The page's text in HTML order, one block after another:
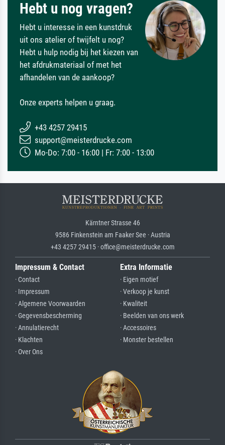
Hebt u nog vragen?
Hebt u interesse in een kunstdruk
uit ons atelier of twijfelt u nog?
Hebt u hulp nodig bij het kiezen van
het afdrukmateriaal of met het
afhandelen van de aankoop?
Onze experts helpen u graag.
+43 4257 29415
support@meisterdrucke.com
Mo-Do: 7:00 - 16:00 | Fr: 7:00 - 13:00
Kärntner Strasse 46
9586 Finkenstein am Faaker See · Austria
+43 4257 29415 · office@meisterdrucke.com
Impressum & Contact
· Contact
· Impressum
· Algemene Voorwaarden
· Gegevensbescherming
· Annulatierecht
· Klachten
· Over Ons
Extra Informatie
· Eigen motief
· Verkoop je kunst
· Kwaliteit
· Beelden van ons werk
· Accessoires
· Monster bestellen